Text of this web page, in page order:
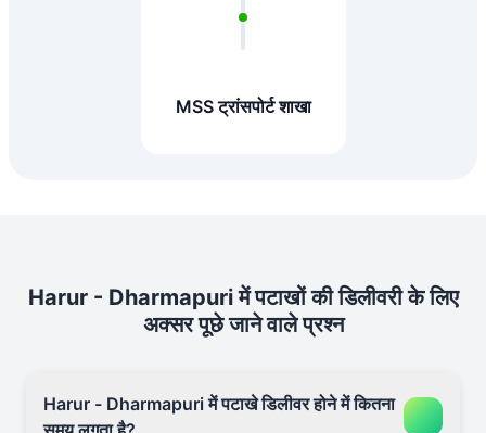
MSS ट्रांसपोर्ट शाखा
Harur - Dharmapuri में पटाखों की डिलीवरी के लिए
अक्सर पूछे जाने वाले प्रश्न
Harur - Dharmapuri में पटाखे डिलीवर होने में कितना